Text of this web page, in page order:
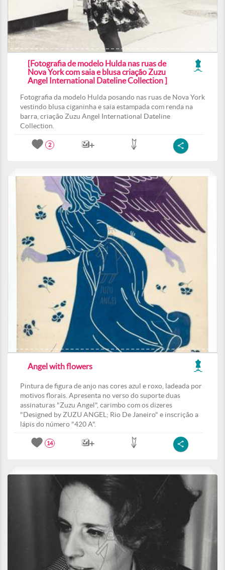
[Fotografia de modelo Hulda nas ruas de
Nova York com saia e blusa criação Zuzu
Angel International Dateline Collection ]
Fotografia da modelo Hulda posando nas ruas de Nova York
vestindo blusa ciganinha e saia estampada com renda na
barra, criação Zuzu Angel International Dateline
Collection.
2
Angel with flowers
Pintura de figura de anjo nas cores azul e roxo, ladeada por
motivos florais. Apresenta no verso do suporte duas
assinaturas "Zuzu Angel", carimbo com os dizeres
"Designed by ZUZU ANGEL; Rio De Janeiro" e inscrição a
lápis do número "420 A".
14